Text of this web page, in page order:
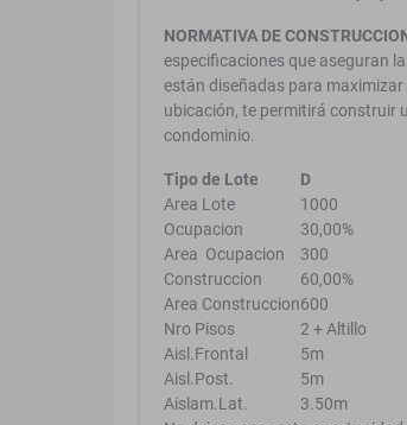
NORMATIVA DE
especificaciones que aseguran
están diseñadas para
ubicación, te permitirá construir
condominio.
Tipo de Lote
D
Area Lote
1000
Ocupacion
30,00%
Area Ocupacion
300
Construccion
60,00%
Area Construccion600
Nro Pisos
2 + Altillo
Aisl.Frontal
5m
Aisl.Post.
5m
Aislam.Lat.
3.50m